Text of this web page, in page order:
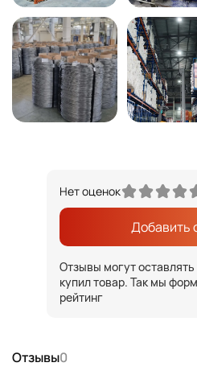
Отзывы0
Нет оценок
Добавить
Отзывы могут оставлять
купил товар. Так мы
рейтинг